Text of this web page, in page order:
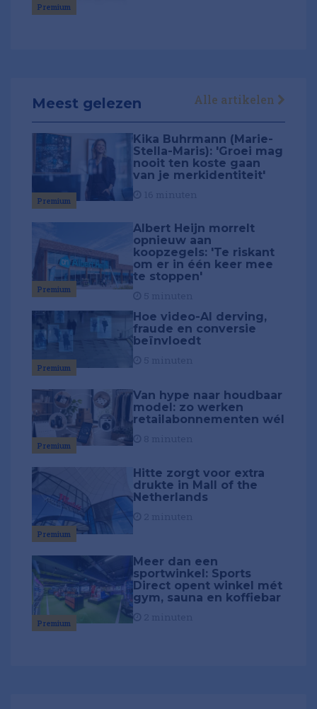
Premium
Meest gelezen Alle artikelen
Premium
Kika Buhrmann (Marie-
Stella-Maris): 'Groei mag
nooit ten koste gaan
van je merkidentiteit'
Premium
Albert Heijn morrelt
opnieuw aan
koopzegels: 'Te riskant
om er in één keer mee
te stoppen'
Premium
Hoe video-AI derving,
fraude en conversie
beïnvloedt
Premium
Van hype naar houdbaar
model: zo werken
retailabonnementen wél
Premium
Hitte zorgt voor extra
drukte in Mall of the
Netherlands
Premium
Meer dan een
sportwinkel: Sports
Direct opent winkel mét
gym, sauna en koffiebar